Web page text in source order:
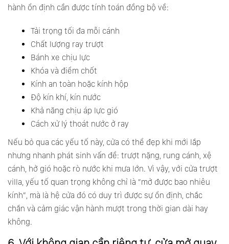
hành ổn định cần được tính toán đồng bộ về:
Tải trọng tối đa mỗi cánh
Chất lượng ray trượt
Bánh xe chịu lực
Khóa và điểm chốt
Kính an toàn hoặc kính hộp
Độ kín khí, kín nước
Khả năng chịu áp lực gió
Cách xử lý thoát nước ở ray
Nếu bỏ qua các yếu tố này, cửa có thể đẹp khi mới lắp
nhưng nhanh phát sinh vấn đề: trượt nặng, rung cánh, xệ
cánh, hở gió hoặc rò nước khi mưa lớn. Vì vậy, với cửa trượt
villa, yếu tố quan trọng không chỉ là “mở được bao nhiêu
kính”, mà là hệ cửa đó có duy trì được sự ổn định, chắc
chắn và cảm giác vận hành mượt trong thời gian dài hay
không.